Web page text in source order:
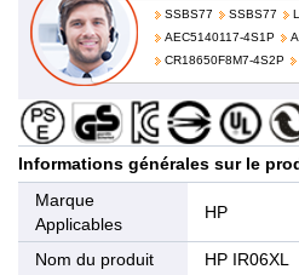
SSBS77 SSBS77
AEC5140117-4S1P
CR18650F8M7-4S2P
Informations générales sur le
Marque
Applicables
HP
Nom du produit
HP IR06XL